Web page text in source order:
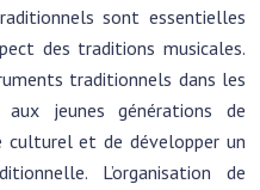
sont essentielles
des traditions musicales.
traditionnels dans les
aux jeunes générations de
culturel et de développer un
L’organisation de